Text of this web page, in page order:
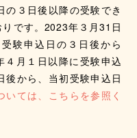
の３日後以降の受験でき
です。2023年３月31日
験申込日の３日後から
月１日以降に受験申込
後から、当初受験申込日
いては、こちらを参照く